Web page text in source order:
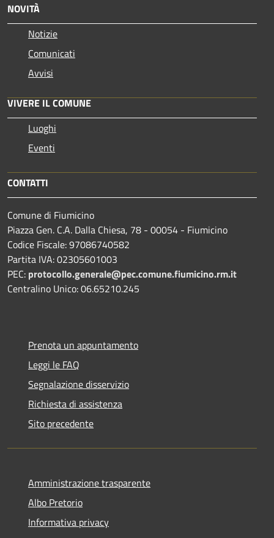
NOVITÀ
Notizie
Comunicati
Avvisi
VIVERE IL COMUNE
Luoghi
Eventi
CONTATTI
Comune di Fiumicino
Piazza Gen. C.A. Dalla Chiesa, 78 - 00054 - Fiumicino
Codice Fiscale: 97086740582
Partita IVA: 02305601003
PEC: protocollo.generale@pec.comune.fiumicino.rm.it
Centralino Unico: 06.65210.245
Prenota un appuntamento
Leggi le FAQ
Segnalazione disservizio
Richiesta di assistenza
Sito precedente
Amministrazione trasparente
Albo Pretorio
Informativa privacy